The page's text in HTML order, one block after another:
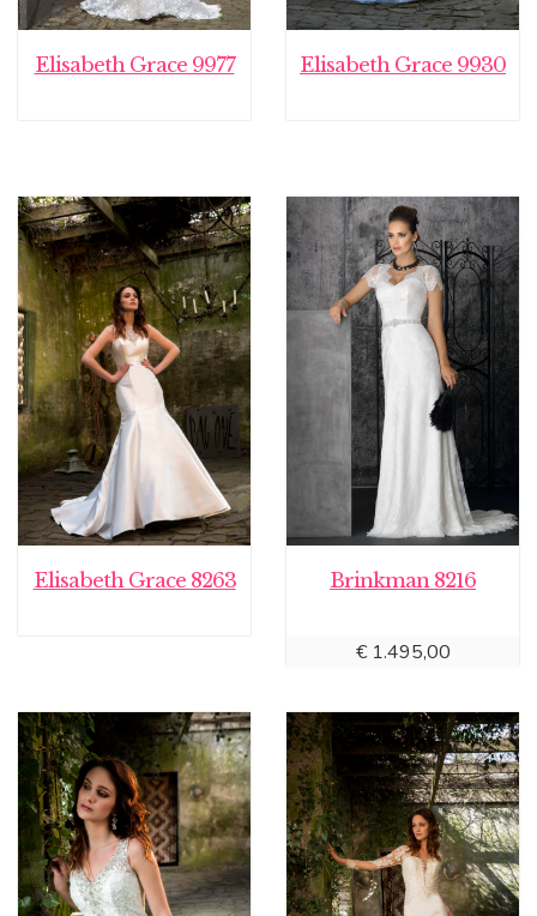
Elisabeth Grace 9977 Elisabeth Grace 9930
Elisabeth Grace 8263 Brinkman 8216
€1.495,00